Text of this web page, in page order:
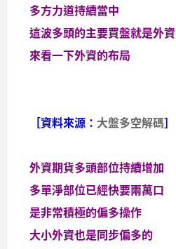
多方力道持續當中
這波多頭的主要買盤就是外資
來看一下外資的布局
［資料來源： 大盤多空解碼］
外資期貨多頭部位持續增加
多單淨部位已經快要兩萬口
是非常積極的偏多操作
大小外資也是同步偏多的